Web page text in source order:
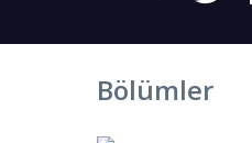
Bölümler